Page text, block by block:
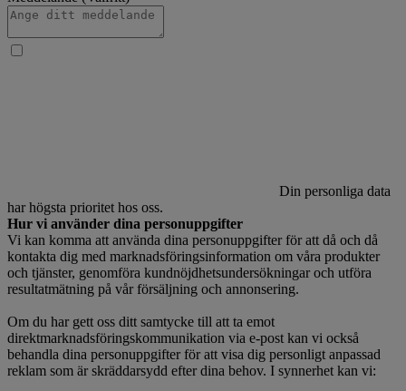
Din personliga data
har högsta prioritet hos oss.
Hur vi använder dina personuppgifter
Vi kan komma att använda dina personuppgifter för att då och då
kontakta dig med marknadsföringsinformation om våra produkter
och tjänster, genomföra kundnöjdhetsundersökningar och utföra
resultatmätning på vår försäljning och annonsering.
Om du har gett oss ditt samtycke till att ta emot
direktmarknadsföringskommunikation via e-post kan vi också
behandla dina personuppgifter för att visa dig personligt anpassad
reklam som är skräddarsydd efter dina behov. I synnerhet kan vi: